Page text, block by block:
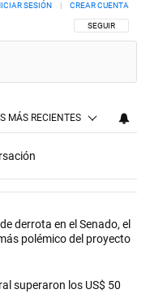
SIGA ESTA
SEGUIR
SESIÓN CREAR CUENTA
MÁS RECIENTES
comentarios en los
Tierras: ante el riesgo
derrota en el Senado, el
polémico del proyecto
reservas del Banco Central
superaron los US$ 50